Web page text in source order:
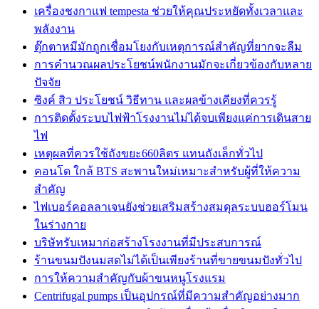
เครื่องชงกาแฟ tempesta ช่วยให้คุณประหยัดทั้งเวลาและ
พลังงาน
ตุ๊กตาหมีมักถูกเชื่อมโยงกับเหตุการณ์สำคัญที่ยากจะลืม
การคำนวณผลประโยชน์พนักงานมักจะเกี่ยวข้องกับหลาย
ปัจจัย
ซิงค์ สิว ประโยชน์ วิธีทาน และผลข้างเคียงที่ควรรู้
การติดตั้งระบบไฟฟ้าโรงงานไม่ได้จบเพียงแค่การเดินสาย
ไฟ
เหตุผลที่ควรใช้ถังขยะ660ลิตร แทนถังเล็กทั่วไป
คอนโด ใกล้ BTS สะพานใหม่เหมาะสำหรับผู้ที่ให้ความ
สำคัญ
ไฟเบอร์คอลลาเจนยังช่วยเสริมสร้างสมดุลระบบฮอร์โมน
ในร่างกาย
บริษัทรับเหมาก่อสร้างโรงงานที่มีประสบการณ์
ร้านขนมปังนมสดไม่ได้เป็นเพียงร้านที่ขายขนมปังทั่วไป
การให้ความสำคัญกับผ้าขนหนูโรงแรม
Centrifugal pumps เป็นอุปกรณ์ที่มีความสำคัญอย่างมาก